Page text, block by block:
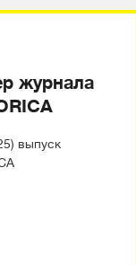
журнала
выпуск